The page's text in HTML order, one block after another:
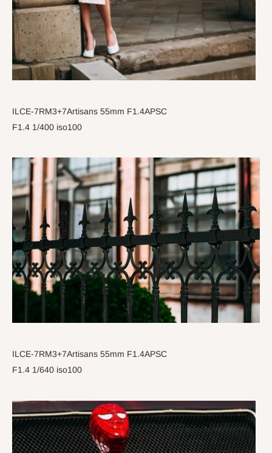
ILCE-7RM3+7Artisans 55mm F1.4APSC
F1.4 1/400 iso100
ILCE-7RM3+7Artisans 55mm F1.4APSC
F1.4 1/640 iso100